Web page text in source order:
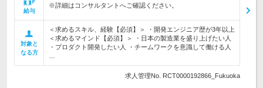
給与
※詳細はコンサルタントへご確認ください。
対象と
なる方
＜求めるスキル、経験【必須】＞ ・開発エンジニア歴が3年以上
＜求めるマインド【必須】＞ ・日本の製造業を盛り上げたい人
・プロダクト開発したい人 ・チームワークを意識して働ける人
求人管理No. RCT0000192866_Fukuoka